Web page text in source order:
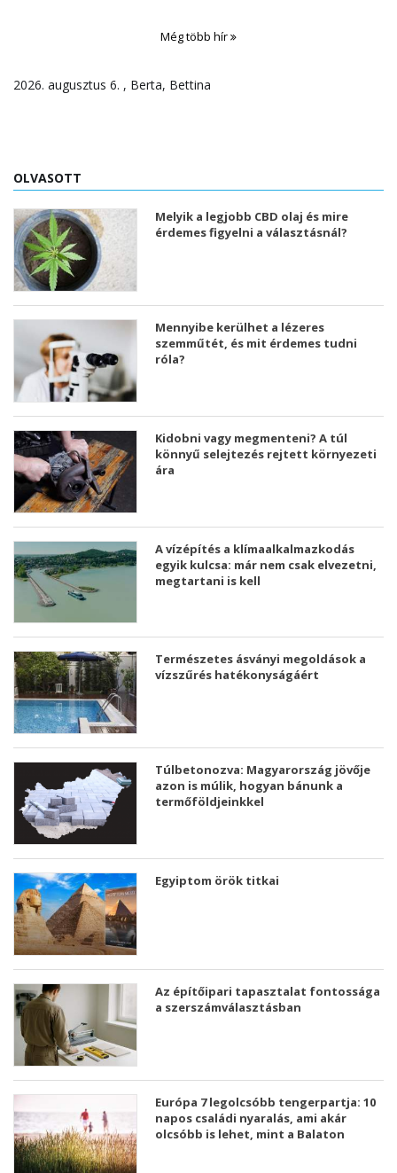
Még több hír
2026. augusztus 6. , Berta, Bettina
OLVASOTT
Melyik a legjobb CBD olaj és mire
érdemes figyelni a választásnál?
Mennyibe kerülhet a lézeres
szemműtét, és mit érdemes tudni
róla?
Kidobni vagy megmenteni? A túl
könnyű selejtezés rejtett környezeti
ára
A vízépítés a klímaalkalmazkodás
egyik kulcsa: már nem csak elvezetni,
megtartani is kell
Természetes ásványi megoldások a
vízszűrés hatékonyságáért
Túlbetonozva: Magyarország jövője
azon is múlik, hogyan bánunk a
termőföldjeinkkel
Egyiptom örök titkai
Az építőipari tapasztalat fontossága
a szerszámválasztásban
Európa 7 legolcsóbb tengerpartja: 10
napos családi nyaralás, ami akár
olcsóbb is lehet, mint a Balaton